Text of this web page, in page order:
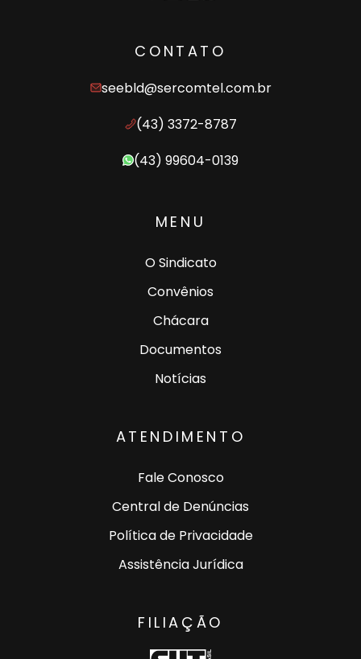
CONTATO
seebld@sercomtel.com.br
(43) 3372-8787
(43) 99604-0139
MENU
O Sindicato
Convênios
Chácara
Documentos
Notícias
ATENDIMENTO
Fale Conosco
Central de Denúncias
Política de Privacidade
Assistência Jurídica
FILIAÇÃO